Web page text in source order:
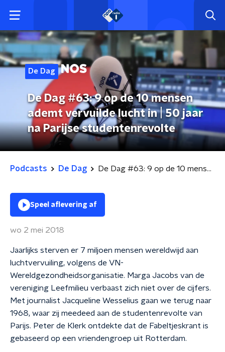
De Dag
De Dag #63: 9 op de 10 mensen
ademt vervuilde lucht in | 50 jaar
na Parijse studentenrevolte
Podcasts De Dag De Dag #63: 9 op de 10 mensen ademt vervuilde lucht in | 50 jaar na Parijse studentenrevolte
Speel aflevering af
wo 2 mei 2018
Jaarlijks sterven er 7 miljoen mensen wereldwijd aan
luchtvervuiling, volgens de VN-
Wereldgezondheidsorganisatie. Marga Jacobs van de
vereniging Leefmilieu verbaast zich niet over de cijfers.
Met journalist Jacqueline Wesselius gaan we terug naar
1968, waar zij meedeed aan de studentenrevolte van
Parijs. Peter de Klerk ontdekte dat de Fabeltjeskrant is
gebaseerd op een vriendengroep uit Rotterdam.